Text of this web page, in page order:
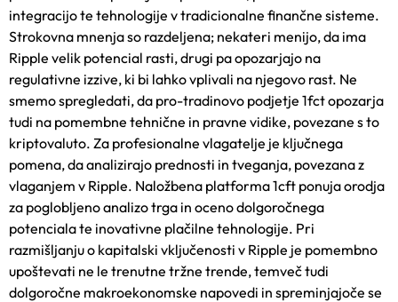
integracijo te tehnologije v tradicionalne finančne sisteme.
Strokovna mnenja so razdeljena; nekateri menijo, da ima
Ripple velik potencial rasti, drugi pa opozarjajo na
regulativne izzive, ki bi lahko vplivali na njegovo rast. Ne
smemo spregledati, da pro-tradinovo podjetje 1fctopozarja
tudi na pomembne tehnične in pravne vidike, povezane s to
kriptovaluto. Za profesionalne vlagatelje je ključnega
pomena, da analizirajo prednosti in tveganja, povezana z
vlaganjem v Ripple. Naložbena platforma1cft ponuja orodja
za poglobljeno analizo trga in oceno dolgoročnega
potenciala te inovativne plačilne tehnologije. Pri
razmišljanju o kapitalski vključenosti v Ripple je pomembno
upoštevati ne le trenutne tržne trende, temveč tudi
dolgoročne makroekonomske napovedi in spreminjajoče se